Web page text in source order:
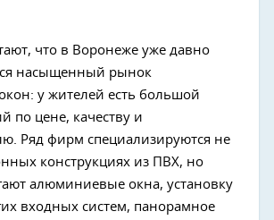
что в Воронеже уже давно
насыщенный рынок
у жителей есть большой
по цене, качеству и
Ряд фирм специализируются не
конструкциях из ПВХ, но
алюминиевые окна, установку
входных систем, панорамное